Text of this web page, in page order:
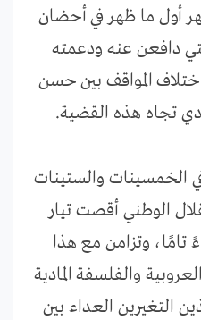
أول ما ظهر في أحضان
دافعن عنه ودعمته
المواقف بين حسن
تجاه هذه القضية.
والستينات
الوطني أقصت تيار
تامًا، وتزامن مع هذا
والفلسفة المادية
التغيرين العداء بين